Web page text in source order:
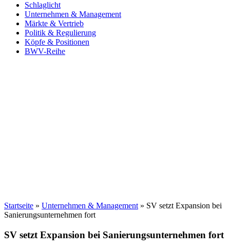
Schlaglicht
Unternehmen & Management
Märkte & Vertrieb
Politik & Regulierung
Köpfe & Positionen
BWV-Reihe
Startseite » Unternehmen & Management » SV setzt Expansion bei
Sanierungsunternehmen fort
SV setzt Expansion bei Sanierungsunternehmen fort